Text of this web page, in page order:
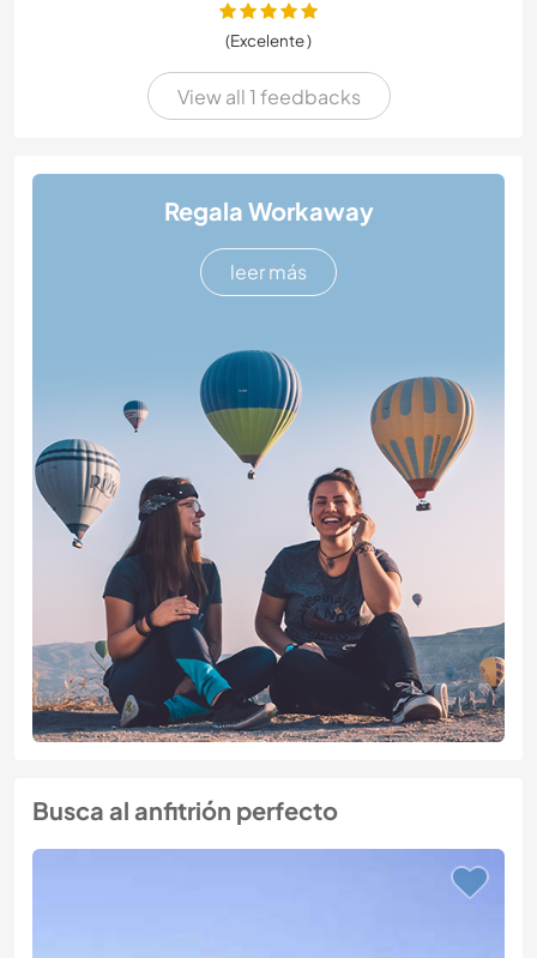
(Excelente )
View all 1 feedbacks
Regala Workaway
leer más
Busca al anfitrión perfecto